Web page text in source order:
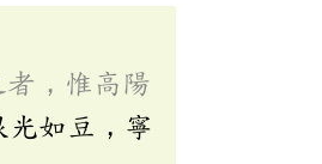
，惟高陽
光如豆，寧